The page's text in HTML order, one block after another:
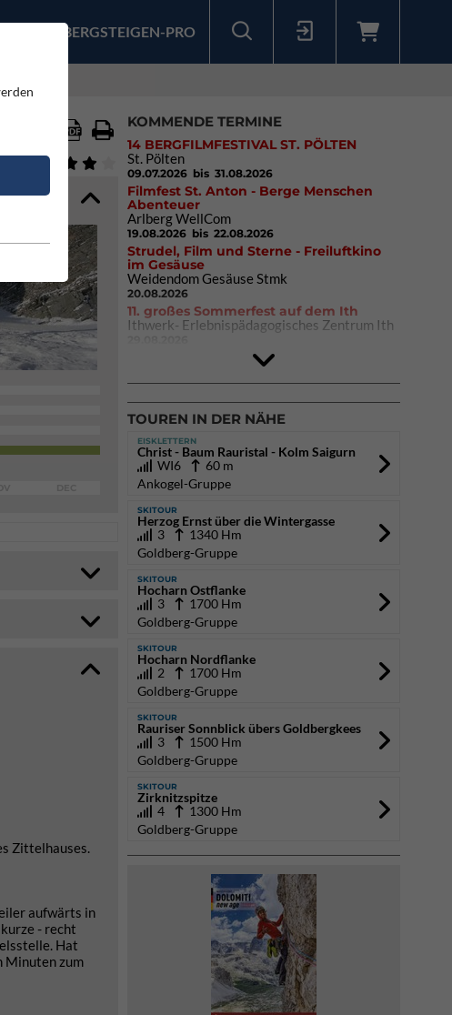
BERGSTEIGEN-PRO
Zittelhauses.
aufwärts in
- recht
Hat
Minuten zum
KOMMENDE TERMINE
14 BERGFILMFESTIVAL ST. PÖLTEN
St. Pölten
09.07.2026 bis 31.08.2026
Filmfest St. Anton - Berge Menschen
Abenteuer
Arlberg WellCom
19.08.2026 bis 22.08.2026
Strudel, Film und Sterne - Freiluftkino
im Gesäuse
Weidendom Gesäuse Stmk
20.08.2026
11. großes Sommerfest auf dem Ith
Ithwerk- Erlebnispädagogisches Zentrum Ith
DAV Kletter- & Boulderzentrum München
Süd (Thalkirchen)
TOUREN IN DER NÄHE
EISKLETTERN
Christ - Baum Rauristal - Kolm Saigurn
WI6
60 m
Ankogel-Gruppe
SKITOUR
Herzog Ernst über die Wintergasse
3
1340 Hm
Goldberg-Gruppe
SKITOUR
Hocharn Ostflanke
3
1700 Hm
Goldberg-Gruppe
SKITOUR
Hocharn Nordflanke
2
1700 Hm
Goldberg-Gruppe
SKITOUR
Rauriser Sonnblick übers Goldbergkees
3
1500 Hm
Goldberg-Gruppe
SKITOUR
Zirknitzspitze
4
1300 Hm
Goldberg-Gruppe